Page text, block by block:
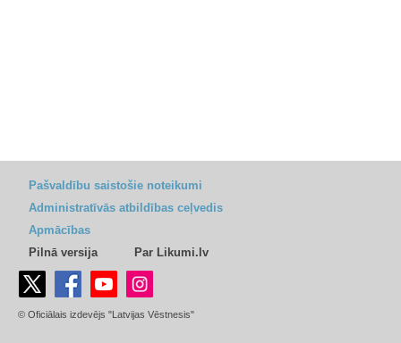
Pašvaldību saistošie noteikumi
Administratīvās atbildības ceļvedis
Apmācības
Pilnā versija
Par Likumi.lv
© Oficiālais izdevējs "Latvijas Vēstnesis"